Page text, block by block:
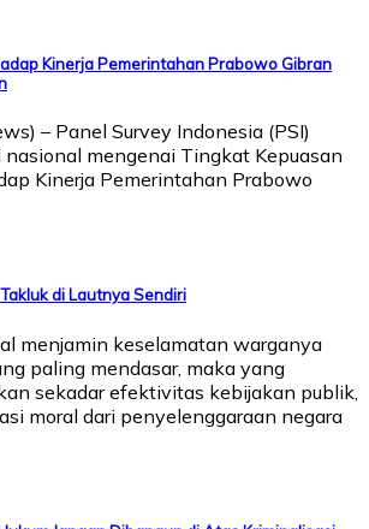
Kinerja Pemerintahan Prabowo Gibran
– Panel Survey Indonesia (PSI)
nasional mengenai Tingkat Kepuasan
Kinerja Pemerintahan Prabowo
di Lautnya Sendiri
menjamin keselamatan warganya
paling mendasar, maka yang
sekadar efektivitas kebijakan publik,
moral dari penyelenggaraan negara